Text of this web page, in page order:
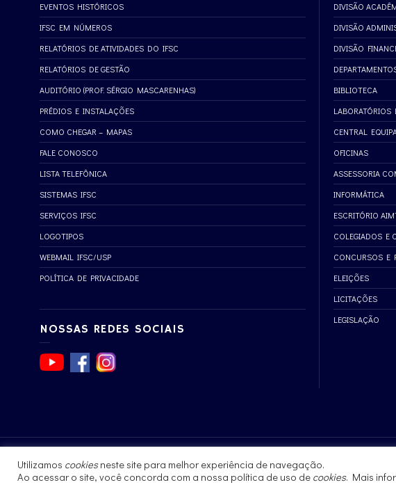
EVENTOS HISTÓRICOS
IFSC EM NÚMEROS
RELATÓRIOS DE ATIVIDADES DO IFSC
RELATÓRIOS DE GESTÃO
AUDITÓRIO (PROF. SÉRGIO MASCARENHAS)
PRÉDIOS E INSTALAÇÕES
COMO CHEGAR – MAPAS
FALE CONOSCO
LISTA TELEFÔNICA
SISTEMAS IFSC
SERVIÇOS IFSC
LOGOTIPOS
WEBMAIL IFSC/USP
POLÍTICA DE PRIVACIDADE
NOSSAS REDES SOCIAIS
DIVISÃO
DIVISÃO
DIVISÃO
BIBLIOTECA
CENTRAL
OFICINAS
ASSESSORIA
INFORMÁTICA
ESCRITÓRIO
COLEGIADOS E
CONCURSOS E
ELEIÇÕES
LICITAÇÕES
LEGISLAÇÃO
© 2017 - 2023 | Instituto de Física de São Carlos
Utilizamos cookiesneste site para melhor experiência de navegação.
Ao acessar o site, você concorda com a nossa política de uso de cookies. Mais